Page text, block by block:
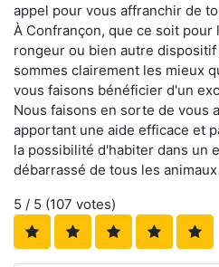
appel pour vous affranchir de
À Confrançon, que ce soit
rongeur ou bien autre
sommes clairement les mieux
vous faisons bénéficier d'un
Nous faisons en sorte de vous
apportant une aide efficace et
la possibilité d'habiter dans un
débarrassé de tous les
5 / 5 (107 votes)